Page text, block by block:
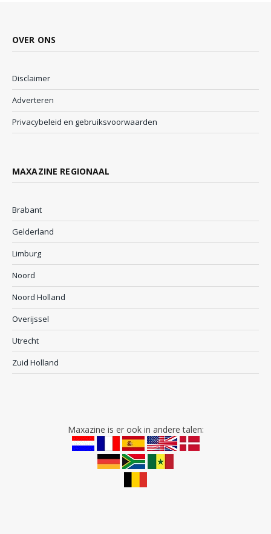
OVER ONS
Disclaimer
Adverteren
Privacybeleid en gebruiksvoorwaarden
MAXAZINE REGIONAAL
Brabant
Gelderland
Limburg
Noord
Noord Holland
Overijssel
Utrecht
Zuid Holland
Maxazine is er ook in andere talen: